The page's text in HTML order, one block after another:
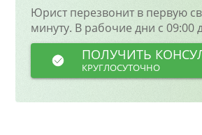
Юрист перезвонит в первую
минуту. В рабочие дни с 09:00
ПОЛУЧИТЬ
КРУГЛОСУТОЧНО